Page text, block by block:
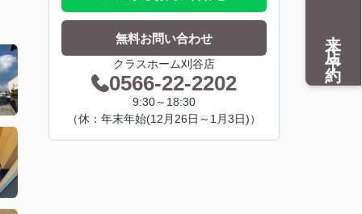
無料お問い合わせ
クラスホーム刈谷店
0566-22-2202
9:30～18:30
（休：年末年始(12月26日～1月3日)）
来店予約